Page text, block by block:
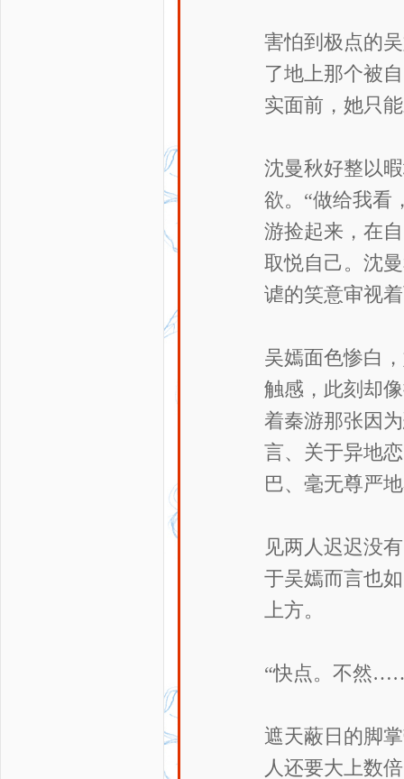
害怕到极点的
了地上那个被
实面前，她只
沈曼秋好整以
欲。“做给我看
游捡起来，在
取悦自己。沈
谑的笑意审视
吴嫣面色惨白
触感，此刻却
着秦游那张因
言、关于异地
巴、毫无尊严
见两人迟迟没
于吴嫣而言也
上方。
“快点。不然
遮天蔽日的脚
人还要大上数